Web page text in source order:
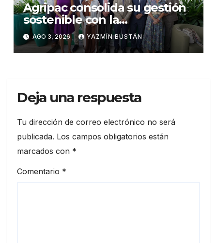
Agripac consolida su gestión
sostenible con la
presentación de su octava
Memoria de Sostenibilidad
AGO 3, 2026 YAZMÍN BUSTÁN
Deja una respuesta
Tu dirección de correo electrónico no será
publicada. Los campos obligatorios están
marcados con *
Comentario *